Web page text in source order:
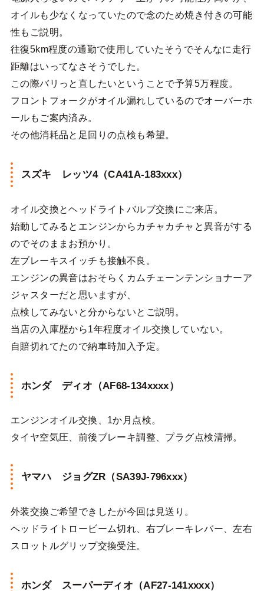
オイルも少なくなっていたので念のため焼き付きの可能
性もご説明。
往復5km程度の通勤で使用していたそうでそんなに走行
距離はいってなさそうでした。
この際バリっと直したいということで予算5万程度。
フロントフォークがオイル漏れしているのでオーバーホ
ールもご案内済み。
その他消耗品と足回りの点検も希望。
スズキ レッツ4（CA41A-183xxx）
オイル交換とヘッドライトバルブ交換にご来店。
始動してみるとエンジンからカチャカチャと異音がする
のでそのままお預かり。
左ブレーキスイッチも接触不良。
エンジンの異音はおそらくカムチェーンテンショナーア
ジャスターだと思いますが、
点検してみないと分からないとご説明。
当店の入庫歴から1年程度オイル交換していない。
自賠切れてたので納車時加入予定。
ホンダ ディオ（AF68-134xxxx）
エンジンオイル交換、1か月点検。
タイヤ空気圧、前後ブレーキ調整、プラグ点検清掃。
ヤマハ ジョグZR（SA39J-796xxx）
外装交換ご希望できしたが今回は見送り。
ヘッドライトロービーム切れ、右ブレーキレバー、左右
スロットルグリップ交換受注。
ホンダ スーパーディオ（AF27-141xxxx）